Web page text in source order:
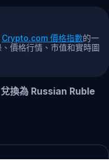
Crypto.com 價格指數的一
價格行情、市值和實時圖
換為 Russian Ruble